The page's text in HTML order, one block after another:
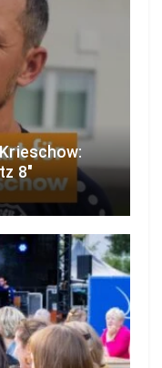
8″